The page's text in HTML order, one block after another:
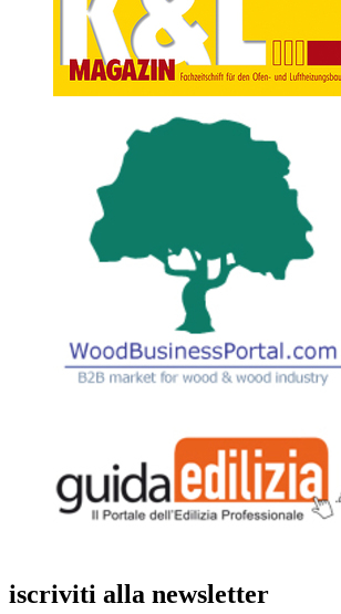
iscriviti alla newsletter